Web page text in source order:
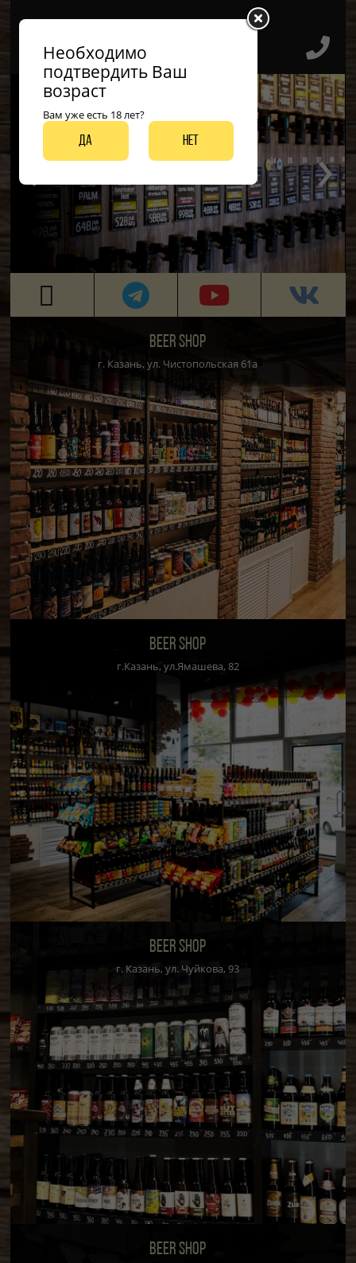
‹ ›
BEER SHOP
г. Казань, ул. Чистопольская 61а
BEER SHOP
г.Казань, ул.Ямашева, 82
BEER SHOP
г. Казань, ул. Чуйкова, 93
BEER SHOP
Необходимо
подтвердить Ваш
возраст
Вам уже есть 18 лет?
Да Нет